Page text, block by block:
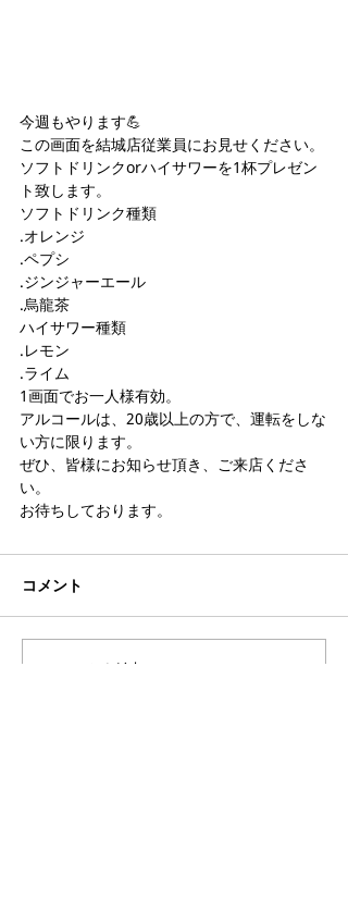
今週もやります💪
この画面を結城店従業員にお見せください。
ソフトドリンクorハイサワーを1杯プレゼン
ト致します。
ソフトドリンク種類
.オレンジ
.ペプシ
.ジンジャーエール
.烏龍茶
ハイサワー種類
.レモン
.ライム
1画面でお一人様有効。
アルコールは、20歳以上の方で、運転をしな
い方に限ります。
ぜひ、皆様にお知らせ頂き、ご来店くださ
い。
お待ちしております。
コメント
コメントを追加…